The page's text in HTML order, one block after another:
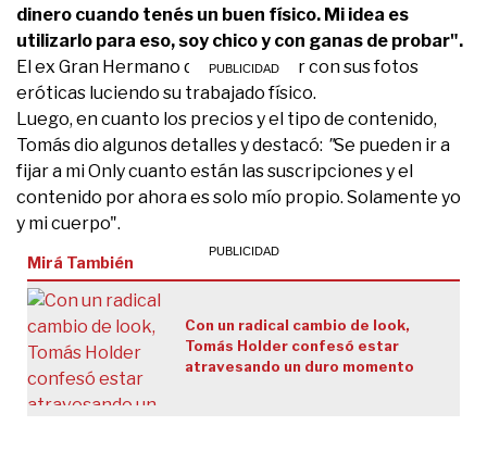
dinero cuando tenés un buen físico. Mi idea es
utilizarlo para eso, soy chico y con ganas de probar".
El ex Gran Hermano desea facturar con sus fotos
eróticas luciendo su trabajado físico.
Luego, en cuanto los precios y el tipo de contenido,
Tomás dio algunos detalles y destacó: "Se pueden ir a
fijar a mi Only cuanto están las suscripciones y el
contenido por ahora es solo mío propio. Solamente yo
y mi cuerpo".
Mirá También
Con un radical cambio de look,
Tomás Holder confesó estar
atravesando un duro momento